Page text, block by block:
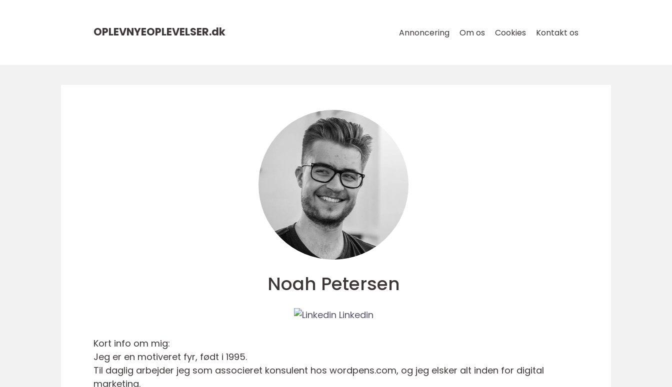
OPLEVNYEOPLEVELSER.dk Annoncering Om os Cookies Kontakt os
Noah Petersen
Linkedin
Kort info om mig:
Jeg er en motiveret fyr, født i 1995.
Til daglig arbejder jeg som associeret konsulent hos wordpens.com, og jeg elsker alt inden for digital
marketing.